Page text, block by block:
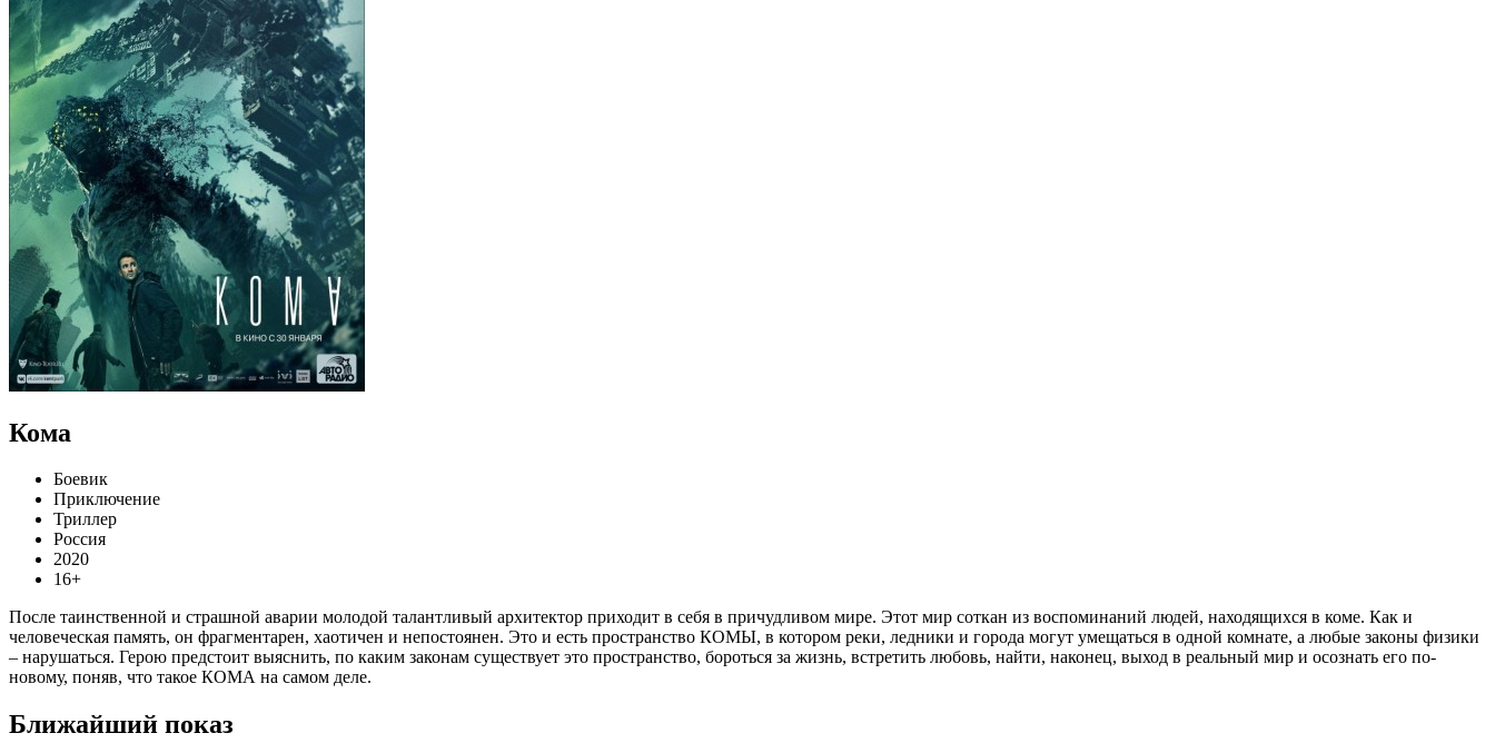
Кома
Боевик
Приключение
Триллер
Россия
2020
16+
После таинственной и страшной аварии молодой талантливый архитектор приходит в себя в причудливом мире. Этот мир соткан из воспоминаний людей, находящихся в коме. Как и
человеческая память, он фрагментарен, хаотичен и непостоянен. Это и есть пространство КОМЫ, в котором реки, ледники и города могут умещаться в одной комнате, а любые законы физики
– нарушаться. Герою предстоит выяснить, по каким законам существует это пространство, бороться за жизнь, встретить любовь, найти, наконец, выход в реальный мир и осознать его по-
новому, поняв, что такое КОМА на самом деле.
Ближайший показ